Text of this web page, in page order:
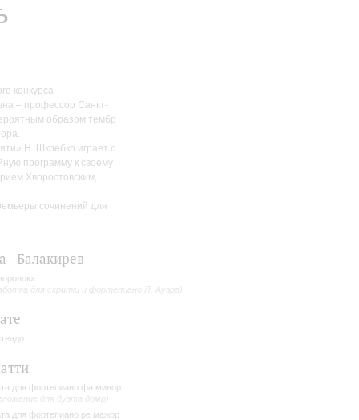
конкурса
– профессор Санкт-
образом тембр
Н. Шкребко играет с
программу к своему
Хворостовским,
сочинений для
- Балакирев
для скрипки и фортепиано Л. Ауэра)
для фортепиано фа минор
для дуэта домр)
для фортепиано ре мажор